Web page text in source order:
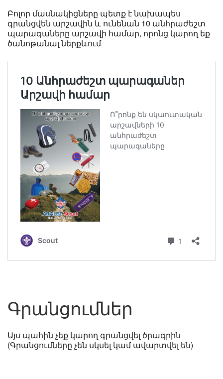
Բոլոր մասնակիցները պետք է նախապես
գրանցվեն արշավին և ունենան 10 անհրաժեշտ
պարագաները արշավի համար, որոնց կարող եք
ծանոթանալ ներքևում
Գրանցումներ
Այս պահին չեք կարող գրանցվել ծրագրին
(Գրանցումները չեն սկսել կամ ավարտվել են)